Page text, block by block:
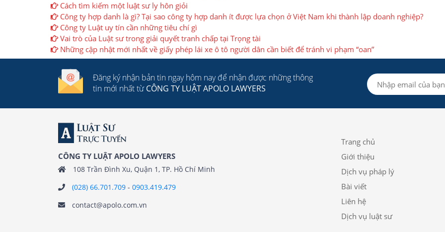
Cách tìm kiếm một luật sư ly hôn giỏi
Công ty hợp danh là gì? Tại sao công ty hợp danh ít được lựa chọn ở Việt Nam khi thành lập doanh nghiệp?
Công ty Luật uy tín cần những tiêu chí gì
Vai trò của Luật sư trong giải quyết tranh chấp tại Trọng tài
Những cập nhật mới nhất về giấy phép lái xe ô tô người dân cần biết để tránh vi phạm “oan”
Đăng ký nhận bản tin ngay hôm nay để nhận được những thông
tin mới nhất từCÔNG TY LUẬT APOLO LAWYERS
CÔNG TY LUẬT APOLO LAWYERS
108 Trần Đình Xu, Quận 1, TP. Hồ Chí Minh
(028) 66.701.709 - 0903.419.479
contact@apolo.com.vn
Trang chủ
Giới thiệu
Dịch vụ pháp lý
Bài viết
Liên hệ
Dịch vụ luật sư